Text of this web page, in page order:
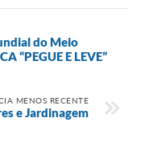
do Meio
“PEGUE E LEVE”
MENOS RECENTE
e Jardinagem